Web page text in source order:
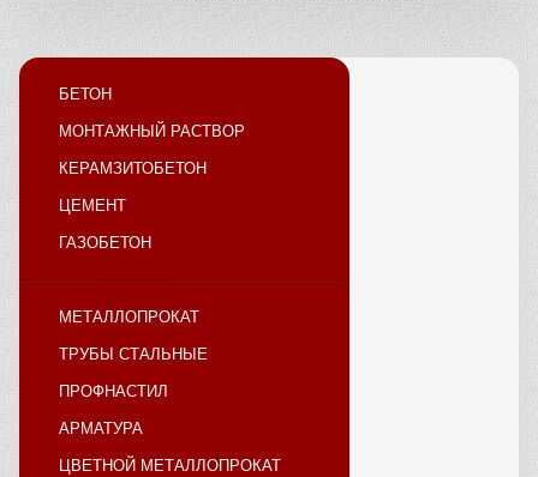
БЕТОН
МОНТАЖНЫЙ РАСТВОР
КЕРАМЗИТОБЕТОН
ЦЕМЕНТ
ГАЗОБЕТОН
МЕТАЛЛОПРОКАТ
ТРУБЫ СТАЛЬНЫЕ
ПРОФНАСТИЛ
АРМАТУРА
ЦВЕТНОЙ МЕТАЛЛОПРОКАТ